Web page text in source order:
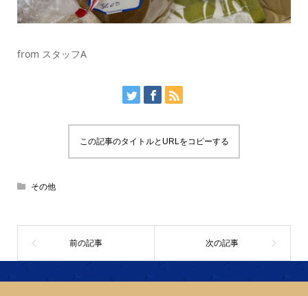
from スタッフA
この記事のタイトルとURLをコピーする
その他